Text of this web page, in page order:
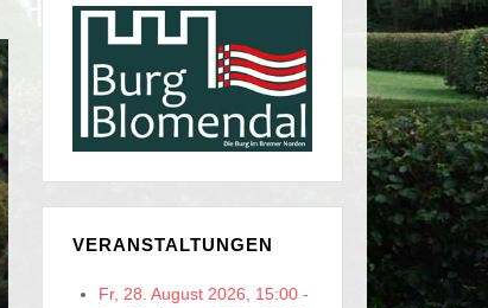
VERANSTALTUNGEN
Fr, 28. August 2026, 15:00-